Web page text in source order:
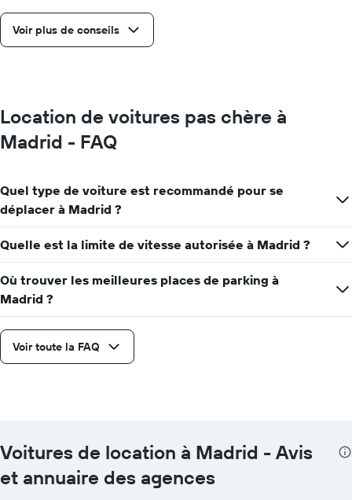
Voir plus de conseils
Location de voitures pas chère à
Madrid - FAQ
Quel type de voiture est recommandé pour se
déplacer à Madrid ?
Quelle est la limite de vitesse autorisée à Madrid ?
Où trouver les meilleures places de parking à
Madrid ?
Voir toute la FAQ
Voitures de location à Madrid - Avis
et annuaire des agences